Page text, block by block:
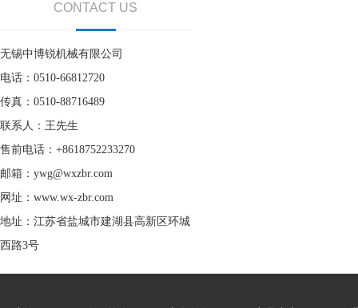
CONTACT US
无锡中博锐机械有限公司
电话：0510-66812720
传真：0510-88716489
联系人：王先生
售前电话：+8618752233270
邮箱：ywg@wxzbr.com
网址：www.wx-zbr.com
地址：江苏省盐城市建湖县高新区环城
西路3号